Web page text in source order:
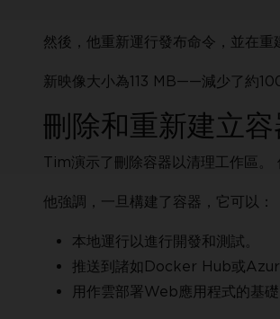
然後，他重新運行發布命令，並在重
新映像大小為113 MB——減少了約
刪除和重新建立容
Tim演示了刪除容器以清理工作區。
他強調，一旦構建了容器，它可以：
本地運行以進行開發和測試。
推送到諸如Docker Hub或
用作雲部署Web應用程式的基礎